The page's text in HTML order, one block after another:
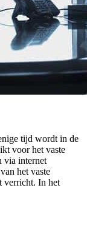
tijd wordt in de
voor het vaste
via internet
het vaste
verricht. In het